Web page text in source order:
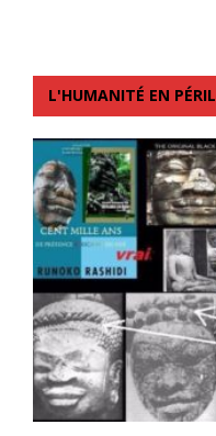
L'HUMANITÉ EN PÉRIL